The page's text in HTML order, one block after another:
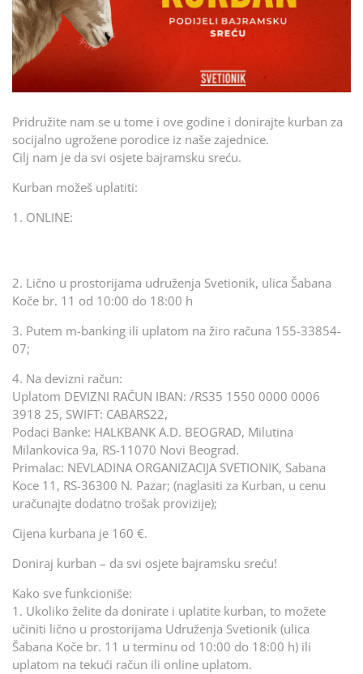
Pridružite nam se u tome i ove godine i donirajte kurban za
socijalno ugrožene porodice iz naše zajednice.
Cilj nam je da svi osjete bajramsku sreću.
Kurban možeš uplatiti:
1. ONLINE:
2. Lično u prostorijama udruženja Svetionik, ulica Šabana
Koče br. 11 od 10:00 do 18:00 h
3. Putem m-banking ili uplatom na žiro računa 155-33854-
07;
4. Na devizni račun:
Uplatom DEVIZNI RAČUN IBAN: /RS35 1550 0000 0006
3918 25, SWIFT: CABARS22,
Podaci Banke: HALKBANK A.D. BEOGRAD, Milutina
Milankovica 9a, RS-11070 Novi Beograd.
Primalac: NEVLADINA ORGANIZACIJA SVETIONIK, Sabana
Koce 11, RS-36300 N. Pazar; (naglasiti za Kurban, u cenu
uračunajte dodatno trošak provizije);
Cijena kurbana je 160 €.
Doniraj kurban – da svi osjete bajramsku sreću!
Kako sve funkcioniše:
1. Ukoliko želite da donirate i uplatite kurban, to možete
učiniti lično u prostorijama Udruženja Svetionik (ulica
Šabana Koče br. 11 u terminu od 10:00 do 18:00 h) ili
uplatom na tekući račun ili online uplatom.